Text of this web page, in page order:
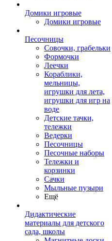
Домики игровые
Домики игровые
Песочницы
Совочки, грабельки
Формочки
Леечки
Кораблики,
мельницы,
игрушки для лета,
игрушки для игр на
воде
Детские тачки,
тележки
Ведерки
Песочницы
Песочные наборы
Тележки и
корзинки
Сачки
Мыльные пузыри
Ещё
Дидактические
материалы для детского
сада, школы